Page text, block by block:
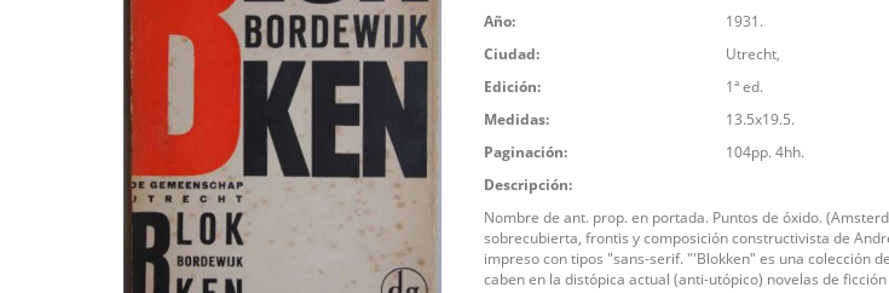
Año:
1931.
Ciudad:
Utrecht,
Edición:
1ª ed.
Medidas:
13.5x19.5.
Paginación:
104pp. 4hh.
Descripción:
Nombre de ant. prop. en portada. Puntos de óxido.
sobrecubierta, frontis y composición constructivista de
impreso con tipos "sans-serif. "'Blokken" es una colección
caben en la distópica actual (anti-utópico) novelas de